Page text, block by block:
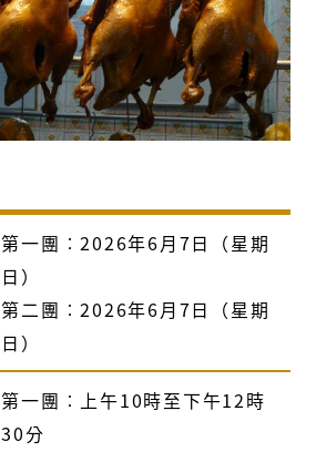
第一團︰2026年6月 7日（星期
日）
第二團︰2026年6月7日（星期
日）
第一團︰上午10時至下午12時
30分